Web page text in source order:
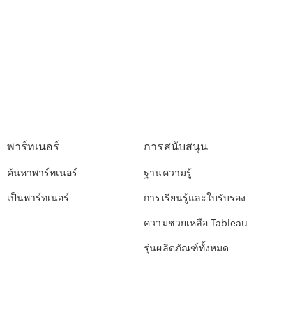
พาร์ทเนอร์
ค้นหาพาร์ทเนอร์
เป็นพาร์ทเนอร์
การสนับสนุน
ฐานความรู้
การเรียนรู้และใบรับรอง
ความช่วยเหลือ Tableau
รุ่นผลิตภัณฑ์ทั้งหมด